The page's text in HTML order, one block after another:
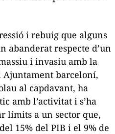
i rebuig que alguns
abanderat respecte d’un
i invasiu amb la
barceloní,
al capdavant, ha
amb l’activitat i s’ha
límits a un sector que,
15% del PIB i el 9% de